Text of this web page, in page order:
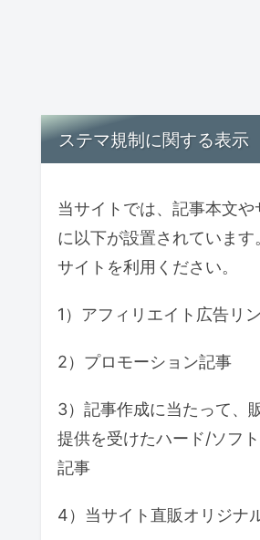
ステマ規制に関する表示
当サイトでは、記事本文
に以下が設置されています
サイトを利用ください。
1）アフィリエイト広告リ
2）プロモーション記事
3）記事作成に当たって、
提供を受けたハード/ソフ
記事
4）当サイト直販オリジナ